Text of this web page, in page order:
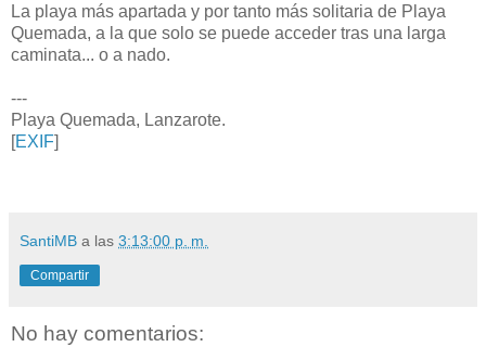
La playa más apartada y por tanto más solitaria de Playa
Quemada, a la que solo se puede acceder tras una larga
caminata... o a nado.
---
Playa Quemada, Lanzarote.
[EXIF]
SantiMB a las 3:13:00 p. m.
Compartir
No hay comentarios: